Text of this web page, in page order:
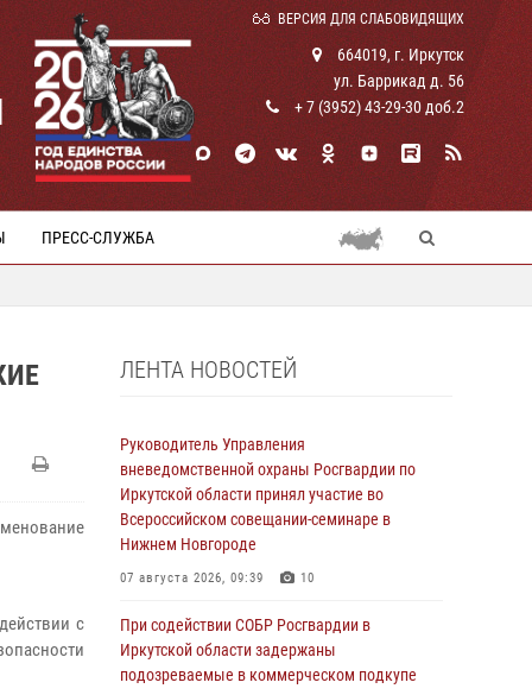
ВЕРСИЯ ДЛЯ СЛАБОВИДЯЩИХ
664019, г. Иркутск
ул. Баррикад д. 56
+ 7 (3952) 43-29-30 доб.2
ПРЕСС-СЛУЖБА
с
ЛЕНТА НОВОСТЕЙ
Руководитель Управления
вневедомственной охраны Росгвардии по
Иркутской области принял участие во
Всероссийском совещании-семинаре в
Нижнем Новгороде
07 августа 2026, 09:39 10
При содействии СОБР Росгвардии в
Иркутской области задержаны
подозреваемые в коммерческом подкупе